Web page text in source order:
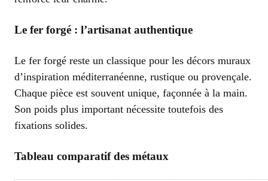
Le fer forgé : l’artisanat authentique
Le fer forgé reste un classique pour les décors muraux
d’inspiration méditerranéenne, rustique ou provençale.
Chaque pièce est souvent unique, façonnée à la main.
Son poids plus important nécessite toutefois des
fixations solides.
Tableau comparatif des métaux